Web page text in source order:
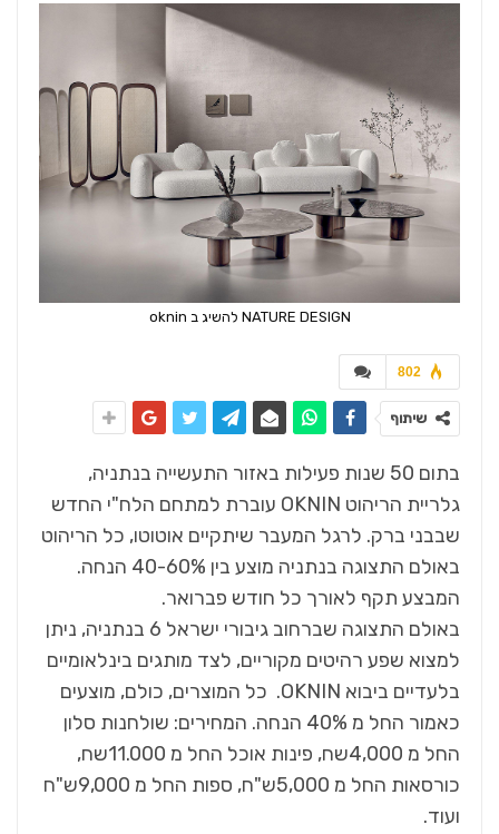
NATURE DESIGN להשיג ב oknin
802
שיתוף
בתום 50 שנות פעילות באזור התעשייה בנתניה,
גלריית הריהוט OKNIN עוברת למתחם הלח"י החדש
שבבני ברק. לרגל המעבר שיתקיים אוטוטו, כל הריהוט
באולם התצוגה בנתניה מוצע בין 40-60% הנחה.
המבצע תקף לאורך כל חודש פברואר.
באולם התצוגה שברחוב גיבורי ישראל 6 בנתניה, ניתן
למצוא שפע רהיטים מקוריים, לצד מותגים בינלאומיים
בלעדיים ביבוא OKNIN. כל המוצרים, כולם, מוצעים
כאמור החל מ 40% הנחה. המחירים: שולחנות סלון
החל מ 4,000שח, פינות אוכל החל מ 11.000שח,
כורסאות החל מ 5,000ש"ח, ספות החל מ 9,000ש"ח
ועוד.